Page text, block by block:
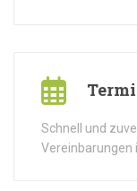
Schnell und
Vereinbarungen